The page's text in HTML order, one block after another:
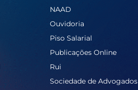
NAAD
Ouvidoria
Piso Salarial
Publicações Online
Rui
Sociedade de Advogados